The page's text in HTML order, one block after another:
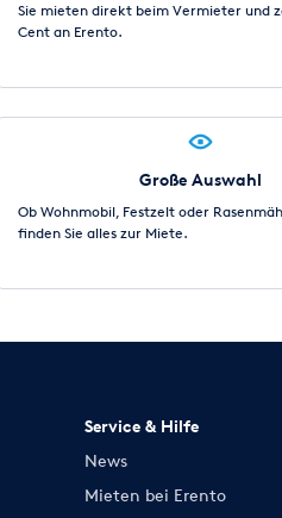
Sie mieten direkt beim Vermieter und
Cent an Erento.
Große Auswahl
Ob Wohnmobil, Festzelt oder
finden Sie alles zur Miete.
Service & Hilfe
News
Mieten bei Erento